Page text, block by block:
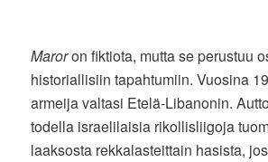
Maroron fiktiota, mutta se perustuu
historiallisiin tapahtumiin. Vuosina
armeija valtasi Etelä-Libanonin.
todella israelilaisia rikollisliigoja
laaksosta rekkalasteittain hasista,